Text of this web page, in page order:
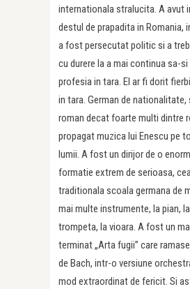
internationala stralucita. A avut
destul de prapadita in Romania,
a fost persecutat politic si a
cu durere la a mai continua sa-
profesia in tara. El ar fi dorit
in tara. German de nationalitate,
roman decat foarte multi dintre
propagat muzica lui Enescu pe
lumii. A fost un dirijor de o
formatie extrem de serioasa,
traditionala scoala germana de
mai multe instrumente, la pian,
trompeta, la vioara. A fost un
terminat „Arta fugii” care
de Bach, intr-o versiune
mod extraordinat de fericit. Si